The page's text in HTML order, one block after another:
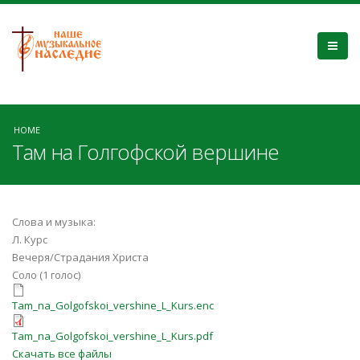
HOME
Там на Голгофской вершине
Слова и музыка:
Л. Курс
Вечеря/Страдания Христа
Соло (1 голос)
Tam_na_Golgofskoi_vershine_L_Kurs.enc
Tam_na_Golgofskoi_vershine_L_Kurs.pdf
Скачать все файлы